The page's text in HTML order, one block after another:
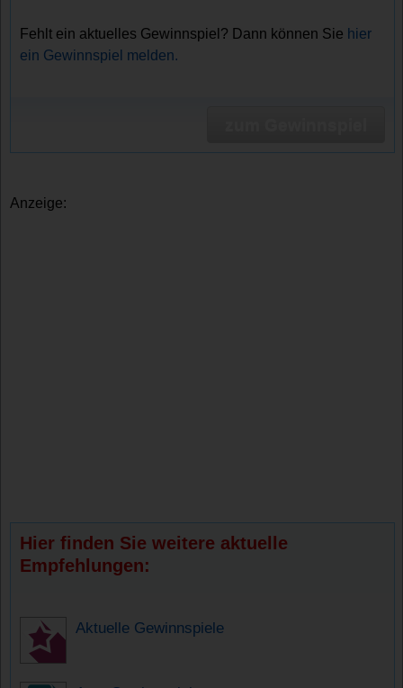
Fehlt ein aktuelles Gewinnspiel? Dann können Sie hier
ein Gewinnspiel melden.
Anzeige:
Hier finden Sie weitere aktuelle
Empfehlungen:
Aktuelle Gewinnspiele